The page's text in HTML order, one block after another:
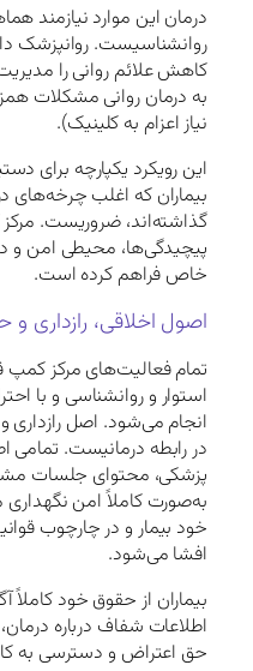
درمان این موارد نیازمند
روانشناسیست. روانپزشک
کاهش علائم روانی را
به درمان روانی مشکلات
نیاز اعزام به کلینیک).
این رویکرد یکپارچه برای
بیماران که اغلب چرخه‌های
گذاشته‌اند، ضروریست.
پیچیدگی‌ها، محیطی امن و
خاص فراهم کرده است.
اصول اخلاقی، رازداری
تمام فعالیت‌های مرکز کمپ
استوار و روانشناسی و با
انجام می‌شود. اصل رازداری
در رابطه درمانیست. تمامی
پزشکی، محتوای جلسات
به‌صورت کاملاً امن
خود بیمار و در چارچوب
افشا می‌شود.
بیماران از حقوق خود
اطلاعات شفاف درباره
حق اعتراض و دسترسی به